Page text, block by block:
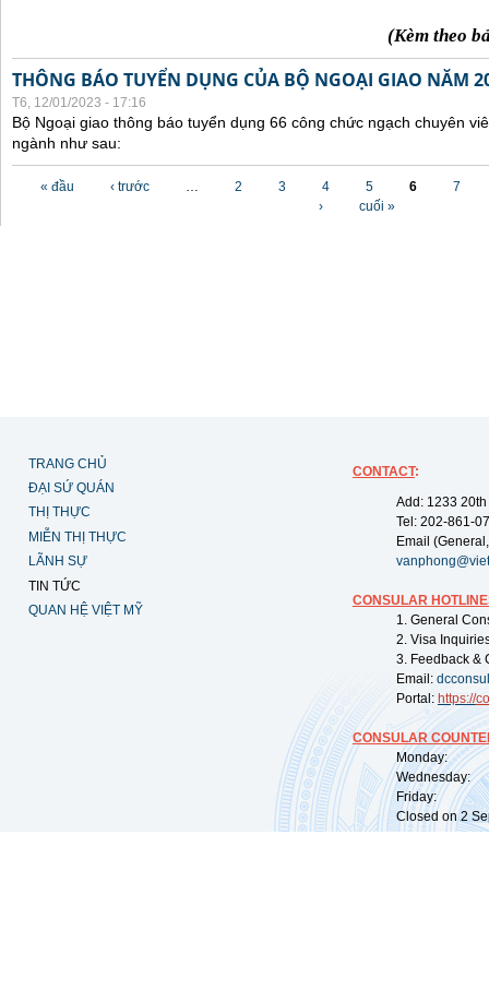
(Kèm theo
THÔNG BÁO TUYỂN DỤNG CỦA BỘ NGOẠI GIAO NĂM
T6, 12/01/2023 - 17:16
Bộ Ngoại giao thông báo tuyển dụng 66 công chức ngạch chuyên
ngành như sau:
Các trang
« đầu ‹ trước … 2 3 4 5 6
7
›
cuối »
TRANG CHỦ
ĐẠI SỨ QUÁN
THỊ THỰC
MIỄN THỊ THỰC
LÃNH SỰ
TIN TỨC
QUAN HỆ VIỆT MỸ
CONTACT:
Add: 1233
Tel: 202-861-
Email
CONSULAR
1. General
2. Visa
3. Feedback &
Email:
Portal: https://
CONSULAR
Monday:
Wednesday:
Friday:
Closed on 2